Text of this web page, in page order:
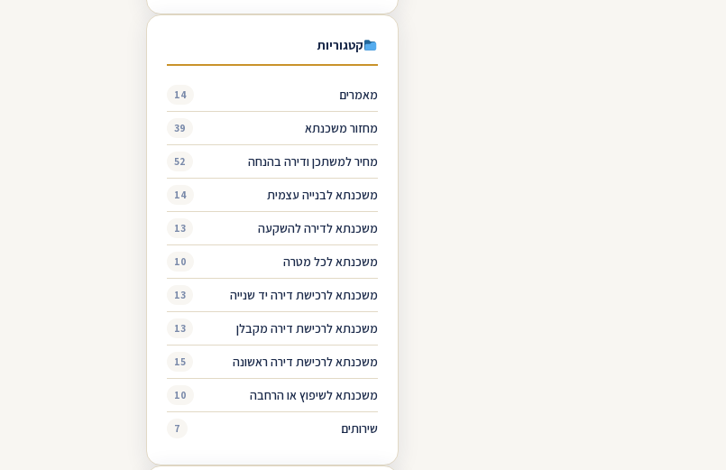
קטגוריות
מאמרים 14
מחזור משכנתא 39
מחיר למשתכן ודירה בהנחה 52
משכנתא לבנייה עצמית 14
משכנתא לדירה להשקעה 13
משכנתא לכל מטרה 10
משכנתא לרכישת דירה יד שנייה 13
משכנתא לרכישת דירה מקבלן 13
משכנתא לרכישת דירה ראשונה 15
משכנתא לשיפוץ או הרחבה 10
שירותים 7